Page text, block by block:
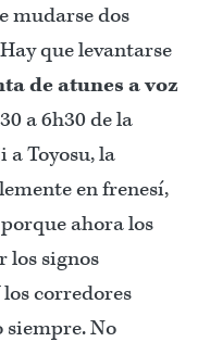
mudarse dos
que levantarse
de atunes a voz
a 6h30 de la
Toyosu, la
en frenesí,
ahora los
los signos
corredores
No